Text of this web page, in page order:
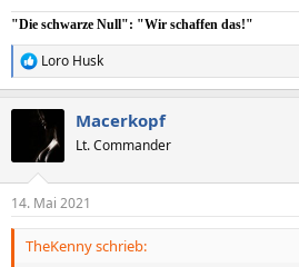
"Die schwarze Null": "Wir schaffen das!"
R
e
e
n
Loro Husk
Macerkopf
Lt. Commander
14. Mai 2021
TheKenny schrieb: